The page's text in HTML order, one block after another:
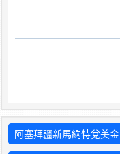
阿塞拜疆新馬納特兌美金